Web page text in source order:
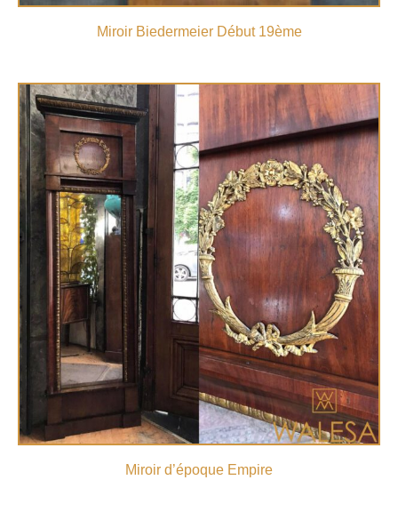
Miroir Biedermeier Début 19ème
Miroir d’époque Empire